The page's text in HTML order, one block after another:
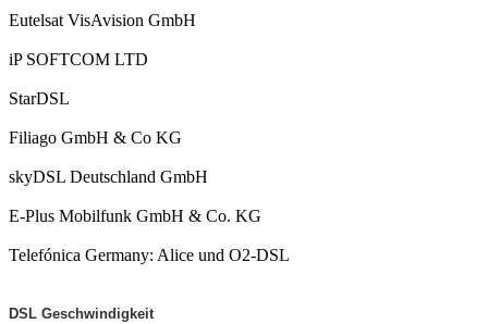
Eutelsat VisAvision GmbH
iP SOFTCOM LTD
StarDSL
Filiago GmbH & Co KG
skyDSL Deutschland GmbH
E-Plus Mobilfunk GmbH & Co. KG
Telefónica Germany: Alice und O2-DSL
DSL Geschwindigkeit